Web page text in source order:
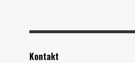
Kontakt